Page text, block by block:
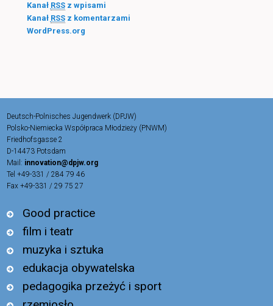
Kanał RSSz wpisami
Kanał RSSz komentarzami
WordPress.org
Deutsch-Polnisches Jugendwerk (DPJW)
Polsko-Niemiecka Współpraca Młodzieży (PNWM)
Friedhofsgasse 2
D-14473 Potsdam
Mail: innovation@dpjw.org
Tel +49-331 / 284 79 46
Fax +49-331 / 29 75 27
Good practice
film i teatr
muzyka i sztuka
edukacja obywatelska
pedagogika przeżyć i sport